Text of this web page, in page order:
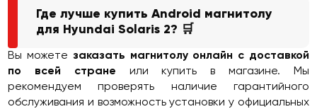
Где лучше купить Android магнитолу
для Hyundai Solaris 2? 🛒
Вы можете заказать магнитолу онлайн с доставкой
по всей стране или купить в магазине. Мы
рекомендуем проверять наличие гарантийного
обслуживания и возможность установки у официальных